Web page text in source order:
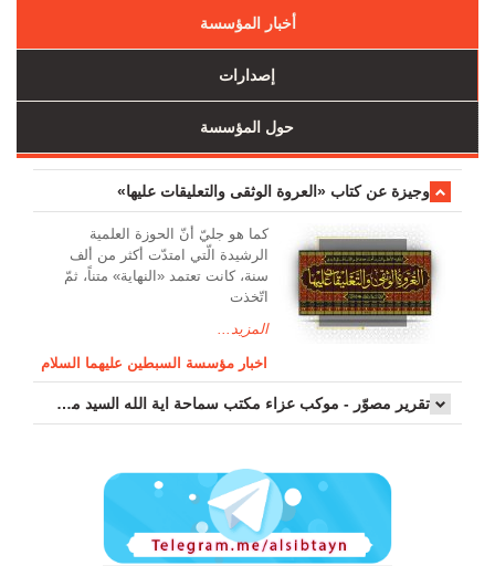
أخبار المؤسسة
إصدارات
حول المؤسسة
وجیزة عن کتاب «العروة الوثقی والتعلیقات علیها»
کما هو جليّ أنّ الحوزة العلمیة
الرشیدة الّتي امتدّت أكثر من ألف
سنة، كانت تعتمد «النهاية» متناً، ثمّ
اتّخذت
المزيد...
اخبار مؤسسة السبطين عليهما السلام
تقرير مصوّر - موكب عزاء مکتب سماحة اية الله السيد مرتضى الموسوي الاصفهاني في يوم إستشهاد السيدة فاطم...